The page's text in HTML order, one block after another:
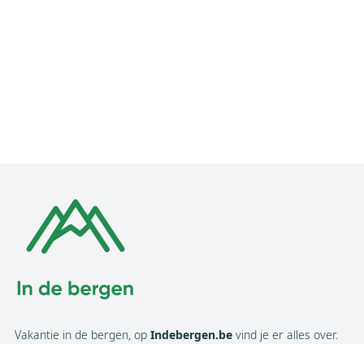
Vakantie in de bergen, op Indebergen.be vind je er alles over.